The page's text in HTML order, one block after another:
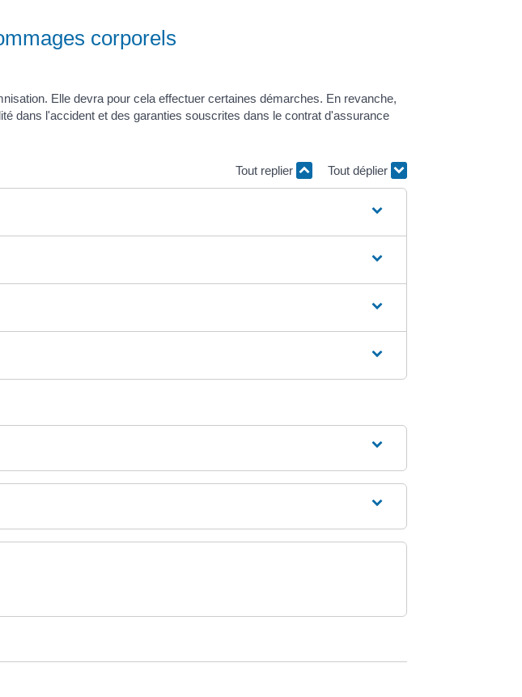
corporels
Elle devra pour cela effectuer certaines démarches. En revanche,
dans l'accident et des garanties souscrites dans le contrat d'assurance
Tout replier Tout déplier